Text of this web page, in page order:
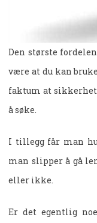
Den største
være at du kan
faktum at
å søke.
I tillegg får man
man slipper å gå
eller ikke.
Er det egentlig